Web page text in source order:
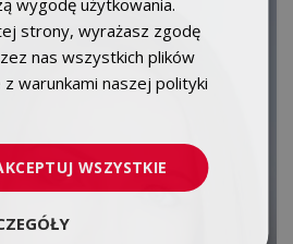
strony, wyrażasz zgodę
nas wszystkich plików
warunkami naszej polityki
WSZYSTKIE